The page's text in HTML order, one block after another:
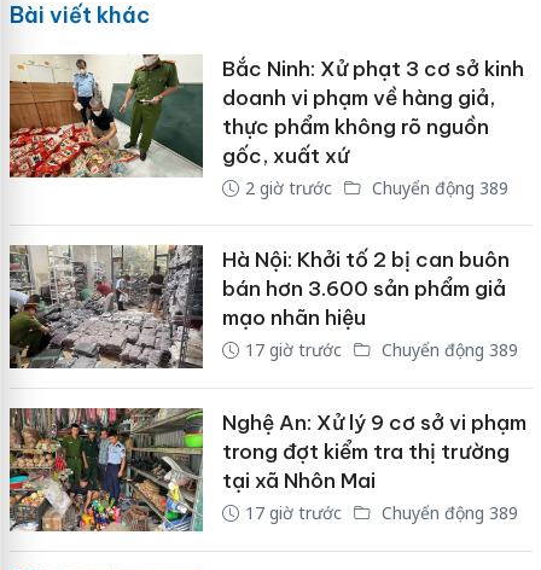
Bài viết khác
Bắc Ninh: Xử phạt 3 cơ sở kinh
doanh vi phạm về hàng giả,
thực phẩm không rõ nguồn
gốc, xuất xứ
2 giờ trước Chuyển động 389
Hà Nội: Khởi tố 2 bị can buôn
bán hơn 3.600 sản phẩm giả
mạo nhãn hiệu
17 giờ trước Chuyển động 389
Nghệ An: Xử lý 9 cơ sở vi phạm
trong đợt kiểm tra thị trường
tại xã Nhôn Mai
17 giờ trước Chuyển động 389